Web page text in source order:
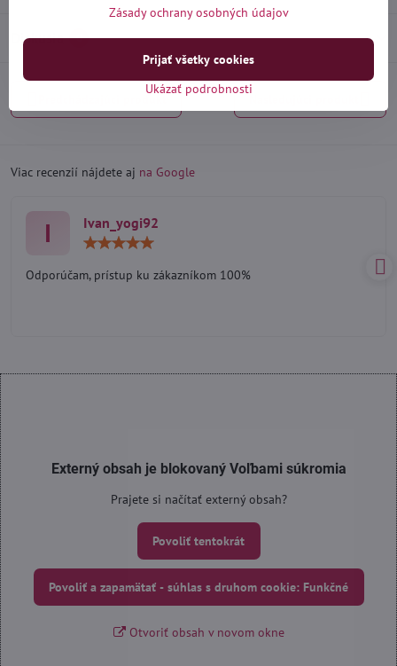
Diskusia 0
Viac recenzií nájdete aj na Google
I Ivan_yogi92
5
Odporúčam, prístup ku zákazníkom 100%
Externý obsah je blokovaný Voľbami súkromia
Prajete si načítať externý obsah?
Povoliť tentokrát
Povoliť a zapamätať - súhlas s druhom cookie: Funkčné
Otvoriť obsah v novom okne
Zásady ochrany osobných údajov
Ukázať podrobnosti
Prijať všetky cookies